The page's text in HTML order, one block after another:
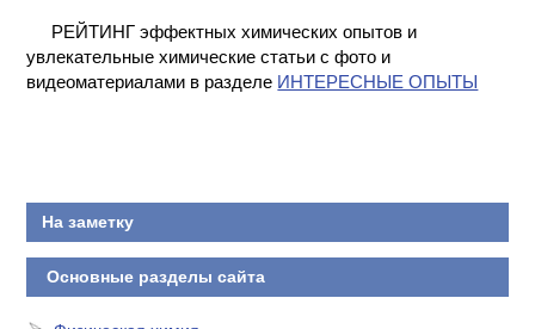
КОНТАКТЫ
РЕЙТИНГ эффектных химических опытов и
увлекательные химические статьи с фото и
видеоматериалами в разделе ИНТЕРЕСНЫЕ ОПЫТЫ
На заметку
Основные разделы сайта